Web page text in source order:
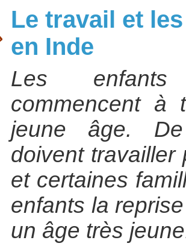
Le travail et
en Inde
Les enfants
commencent à
jeune âge.
doivent travailler
et certaines
enfants la
un âge très